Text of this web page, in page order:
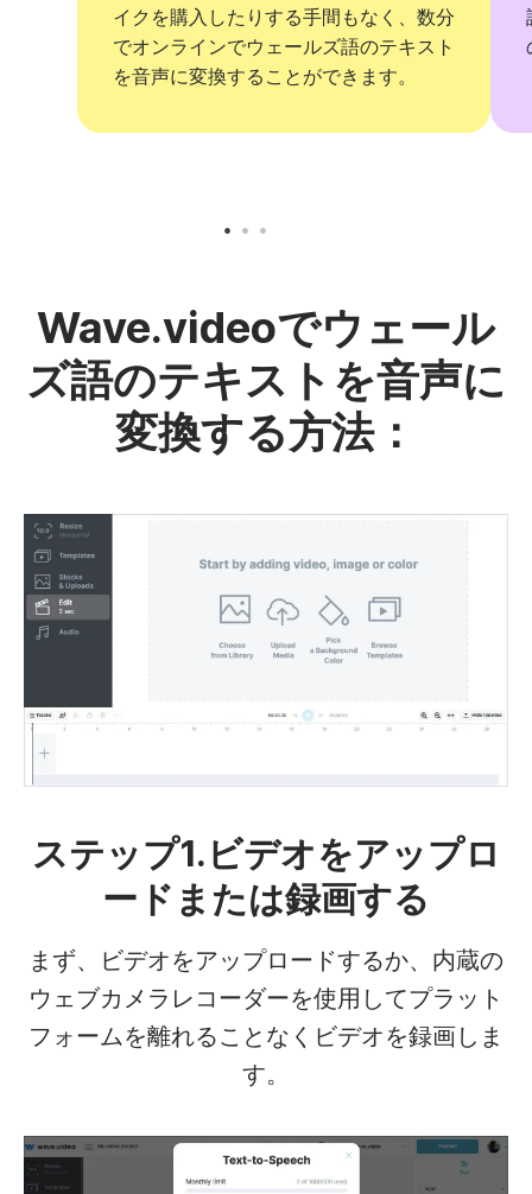
イクを購入したりする手間もなく、数分
でオンラインでウェールズ語のテキスト
を音声に変換することができます。
Wave.videoでウェール
ズ語のテキストを音声に
変換する方法：
ステップ1.ビデオをアップロ
ードまたは録画する
まず、ビデオをアップロードするか、内蔵の
ウェブカメラレコーダーを使用してプラット
フォームを離れることなくビデオを録画しま
す。